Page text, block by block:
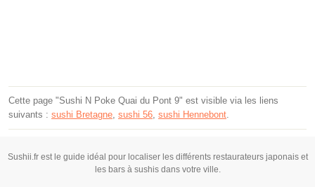
Cette page "Sushi N Poke Quai du Pont 9" est visible via les liens
suivants : sushi Bretagne, sushi 56, sushi Hennebont.
Sushii.fr est le guide idéal pour localiser les différents restaurateurs japonais et
les bars à sushis dans votre ville.